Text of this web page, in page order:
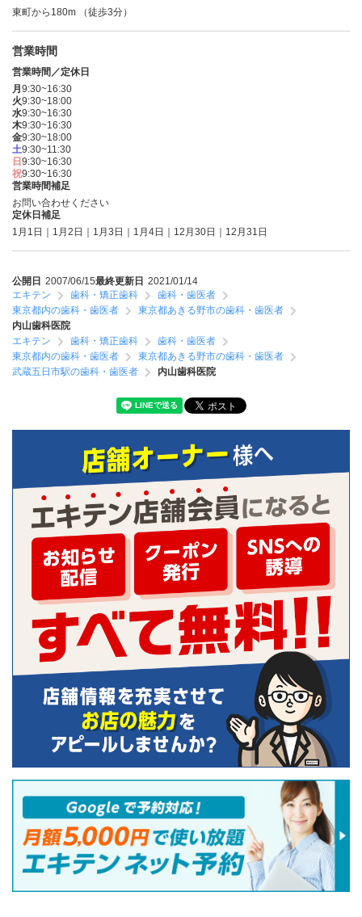
東町から180m （徒歩3分）
営業時間
営業時間／定休日
月 9:30~16:30
火9:30~18:00
水9:30~16:30
木9:30~16:30
金9:30~18:00
土9:30~11:30
日 9:30~16:30
祝9:30~16:30
営業時間補足
お問い合わせください
定休日補足
1月1日｜1月2日｜1月3日｜1月4日｜12月30日｜12月31日
公開日 2007/06/15最終更新日 2021/01/14
エキテン
歯科・矯正歯科
歯科・歯医者
東京都内の歯科・歯医者
東京都あきる野市の歯科・歯医者
内山歯科医院
エキテン
歯科・矯正歯科
歯科・歯医者
東京都内の歯科・歯医者
東京都あきる野市の歯科・歯医者
武蔵五日市駅の歯科・歯医者
内山歯科医院